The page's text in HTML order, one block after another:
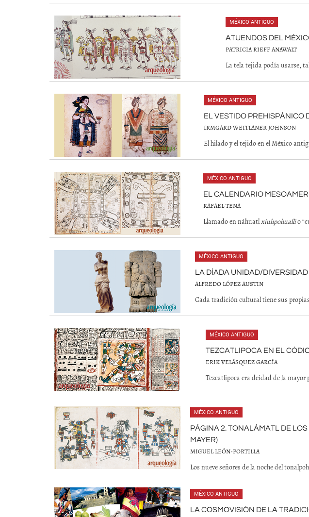
MÉXICO ANTIGUO
ATUENDOS DEL
PATRICIA RIEFF ANAWALT
La tela tejida podía usarse,
MÉXICO ANTIGUO
EL VESTIDO PREHISPÁNICO
IRMGARD WEITLANER JOHNSON
El hilado y el tejido en el México
MÉXICO ANTIGUO
EL CALENDARIO
RAFAEL TENA
Llamado en náhuatlxiuhpohuallio
MÉXICO ANTIGUO
LA DÍADA UNIDAD/DIVERSIDAD
ALFREDO LÓPEZ AUSTIN
Cada tradición cultural tiene sus
MÉXICO ANTIGUO
TEZCATLIPOCA EN EL
ERIK VELÁSQUEZ GARCÍA
Tezcatlipoca era deidad de la mayor
MÉXICO ANTIGUO
PÁGINA 2. TONALÁMATL DE
MAYER)
MIGUEL LEÓN-PORTILLA
Los nueve señores de la noche del
MÉXICO ANTIGUO
LA COSMOVISIÓN DE LA